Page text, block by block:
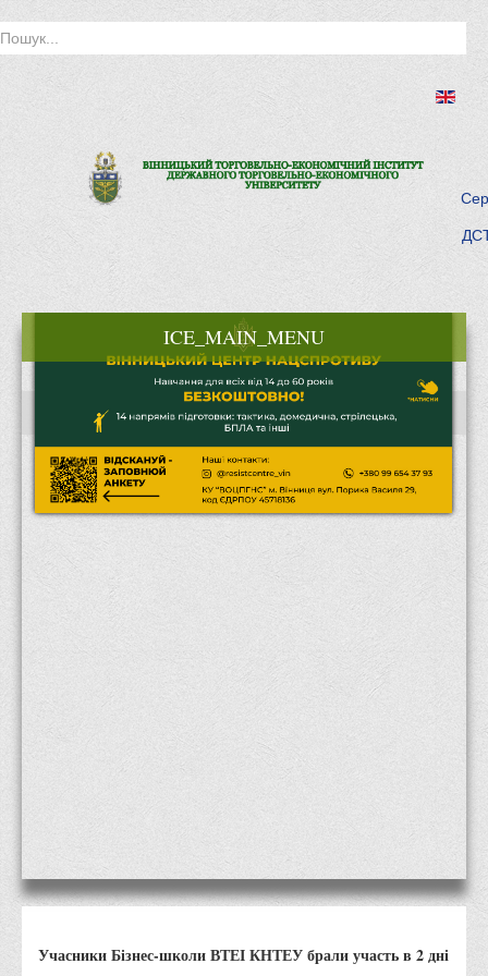
ICE_MAIN_MENU
Історія інституту
Інститут сьогодні
Місія та цілі
Публічна інформація
Заходи запобігання протиправним діям
Антикорупційні заходи
Протидія тероризму та насиллю
Як розпізнати глорифікацію збройної агресії РФ проти
України та протистояти їй?
Правила поведінки у разі виявлення вибухонебезпечних
Протидія торгівлі людьми
характеру
Учасники Бізнес-школи ВТЕІ КНТЕУ брали участь в 2 дні